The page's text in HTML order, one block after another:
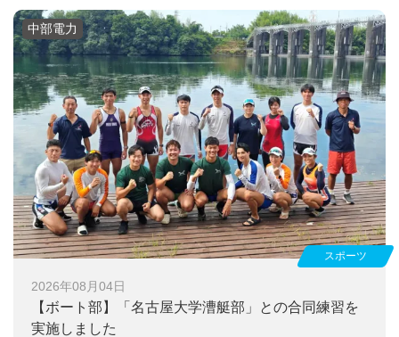
2026年08月04日
【ボート部】
「名古屋大学漕艇部」との合同練習を
実施しました
スポーツ
中部電力